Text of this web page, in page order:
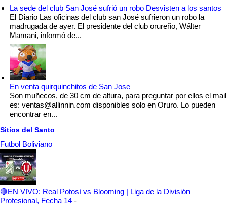
La sede del club San José sufrió un robo Desvisten a los santos
El Diario Las oficinas del club san José sufrieron un robo la
madrugada de ayer. El presidente del club orureño, Wálter
Mamani, informó de...
En venta quirquinchitos de San Jose
Son muñecos, de 30 cm de altura, para preguntar por ellos el mail
es: ventas@allinnin.com disponibles solo en Oruro. Lo pueden
encontrar en...
Sitios del Santo
Futbol Boliviano
🔴EN VIVO: Real Potosí vs Blooming | Liga de la División
Profesional, Fecha 14 -